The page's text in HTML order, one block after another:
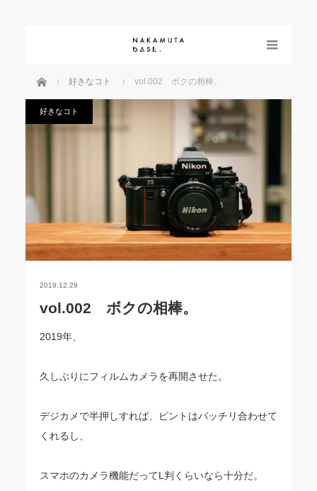
ホーム 好きなコト vol.002 ボクの相棒。
好きなコト
2019.12.29
vol.002 ボクの相棒。
2019年、
久しぶりにフィルムカメラを再開させた。
デジカメで半押しすれば、ピントはバッチリ合わせて
くれるし、
スマホのカメラ機能だってL判くらいなら十分だ。